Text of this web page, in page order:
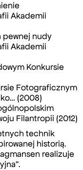
Akademii
pewnej nudy
Akademii
Konkursie
Fotograficznym
(2008)
Filantropii (2012)
technik
historią.
realizuje